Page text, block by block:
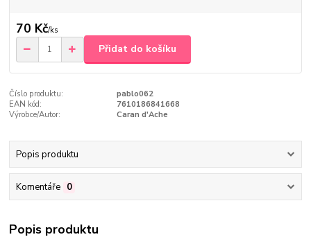
70 Kč/ks
Přidat do košíku
Číslo produktu:
pablo062
EAN kód:
7610186841668
Výrobce/Autor:
Caran d'Ache
Popis produktu
Komentáře 0
Popis produktu